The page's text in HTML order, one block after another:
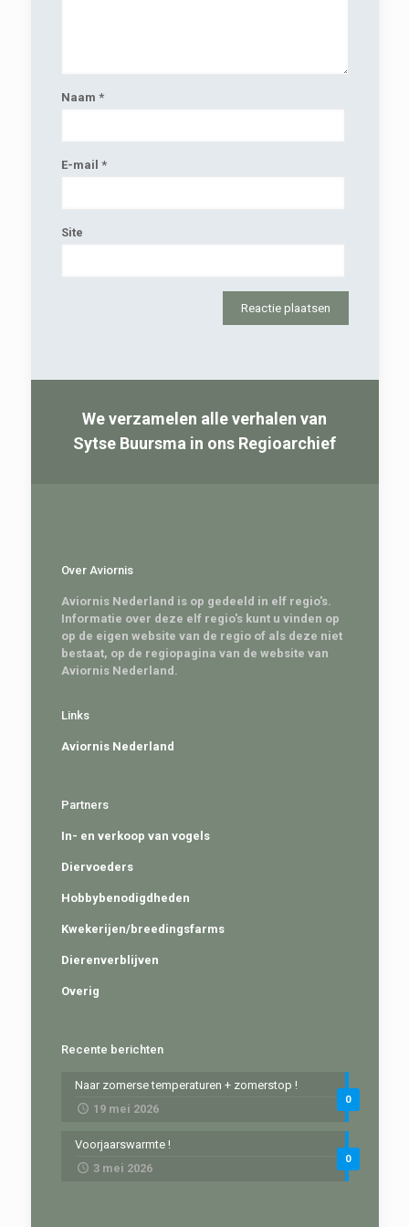
Naam *
E-mail *
Site
We verzamelen alle verhalen van
Sytse Buursma in ons Regioarchief
Over Aviornis
Aviornis Nederland is op gedeeld in elf regio's.
Informatie over deze elf regio's kunt u vinden op
op de eigen website van de regio of als deze niet
bestaat, op de regiopagina van de website van
Aviornis Nederland.
Links
Aviornis Nederland
Partners
In- en verkoop van vogels
Diervoeders
Hobbybenodigdheden
Kwekerijen/breedingsfarms
Dierenverblijven
Overig
Recente berichten
0
Naar zomerse temperaturen + zomerstop !
19 mei 2026
0
Voorjaarswarmte !
3 mei 2026